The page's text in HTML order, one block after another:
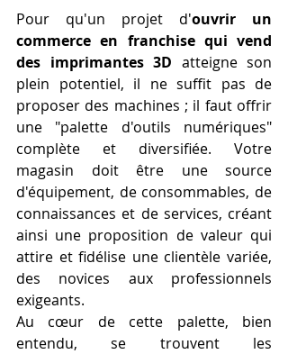
Pour qu'un projet d'ouvrir un
commerce en franchise qui vend
des imprimantes 3D atteigne son
plein potentiel, il ne suffit pas de
proposer des machines ; il faut offrir
une "palette d'outils numériques"
complète et diversifiée. Votre
magasin doit être une source
d'équipement, de consommables, de
connaissances et de services, créant
ainsi une proposition de valeur qui
attire et fidélise une clientèle variée,
des novices aux professionnels
exigeants.
Au cœur de cette palette, bien